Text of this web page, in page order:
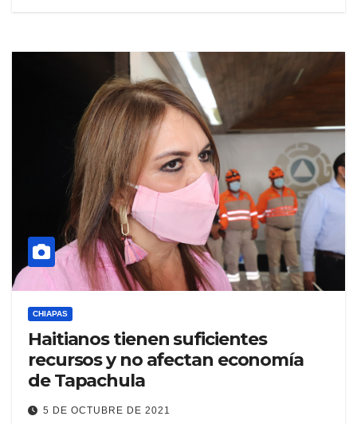
CHIAPAS
Haitianos tienen suficientes
recursos y no afectan economía
de Tapachula
5 DE OCTUBRE DE 2021